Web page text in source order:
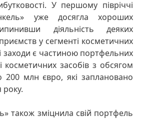
У першому півріччі
уже досягла хороших
діяльність деяких
у сегменті косметичних
заходи є частиною портфельних
косметичних засобів з обсягом
200 млн євро, які заплановано
року.
також зміцнила свій портфель